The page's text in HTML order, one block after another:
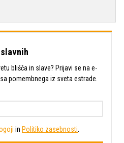
blišča in slave? Prijavi se na e-
pomembnega iz sveta estrade.
in Politiko zasebnosti